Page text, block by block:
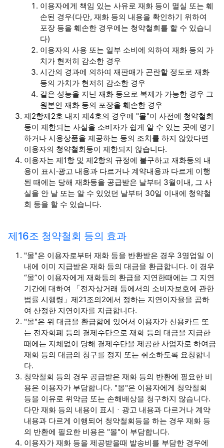
이용자에게 책임 있는 사유로 재화 등이 멸실 또는 훼
손된 경우(다만, 재화 등의 내용을 확인하기 위하여
포장 등을 훼손한 경우에는 청약철회를 할 수 있습니
다)
이용자의 사용 또는 일부 소비에 의하여 재화 등의 가
치가 현저히 감소한 경우
시간의 경과에 의하여 재판매가 곤란할 정도로 재화
등의 가치가 현저히 감소한 경우
같은 성능을 지닌 재화 등으로 복제가 가능한 경우 그
원본인 재화 등의 포장을 훼손한 경우
제2항제2호 내지 제4호의 경우에 "몰"이 사전에 청약철회
등이 제한되는 사실을 소비자가 쉽게 알 수 있는 곳에 명기
하거나 시용상품을 제공하는 등의 조치를 하지 않았다면
이용자의 청약철회등이 제한되지 않습니다.
이용자는 제1항 및 제2항의 규정에 불구하고 재화등의 내
용이 표시·광고 내용과 다르거나 계약내용과 다르게 이행
된 때에는 당해 재화등을 공급받은 날부터 3월이내, 그 사
실을 안 날 또는 알 수 있었던 날부터 30일 이내에 청약철
회 등을 할 수 있습니다.
제16조 청약철회 등의 효과
"몰"은 이용자로부터 재화 등을 반환받은 경우 3영업일 이
내에 이미 지급받은 재화 등의 대금을 환급합니다. 이 경우
“몰”이 이용자에게 재화등의 환급을 지연한때에는 그 지연
기간에 대하여 「전자상거래 등에서의 소비자보호에 관한
법률 시행령」제21조의2에서 정하는 지연이자율을 곱하
여 산정한 지연이자를 지급합니다.
"몰"은 위 대금을 환급함에 있어서 이용자가 신용카드 또
는 전자화폐 등의 결제수단으로 재화 등의 대금을 지급한
때에는 지체없이 당해 결제수단을 제공한 사업자로 하여금
재화 등의 대금의 청구를 정지 또는 취소하도록 요청합니
다.
청약철회 등의 경우 공급받은 재화 등의 반환에 필요한 비
용은 이용자가 부담합니다. "몰"은 이용자에게 청약철회
등을 이유로 위약금 또는 손해배상을 청구하지 않습니다.
다만 재화 등의 내용이 표시ㆍ광고 내용과 다르거나 계약
내용과 다르게 이행되어 청약철회등을 하는 경우 재화 등
의 반환에 필요한 비용은 "몰"이 부담합니다.
이용자가 재화 등을 제공받을때 발송비를 부담한 경우에